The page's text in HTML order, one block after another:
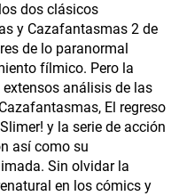
dos clásicos
y Cazafantasmas 2 de
de lo paranormal
fílmico. Pero la
análisis de las
El regreso
y la serie de acción
así como su
Sin olvidar la
en los cómics y